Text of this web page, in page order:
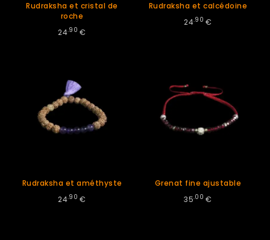
Rudraksha et cristal de
roche
24.90 €
Rudraksha et calcédoine
24.90 €
Rudraksha et améthyste
24.90 €
Grenat fine ajustable
35.00 €